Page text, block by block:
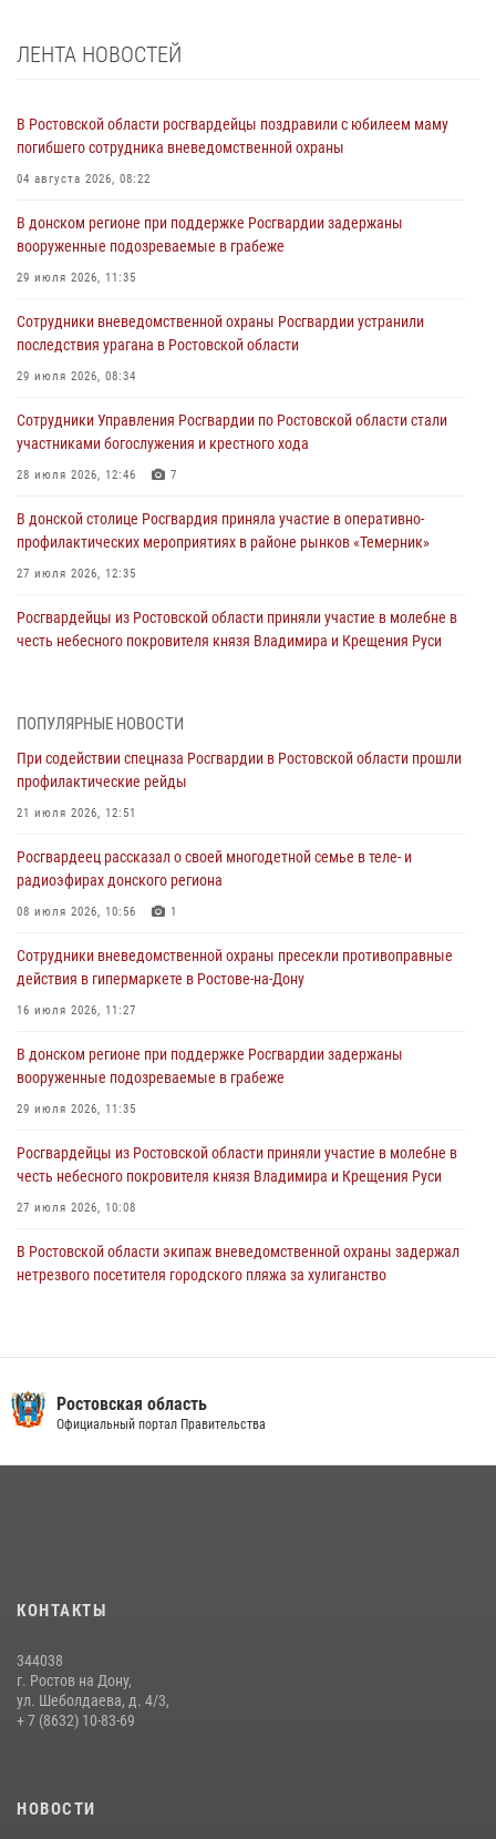
ЛЕНТА НОВОСТЕЙ
В Ростовской области росгвардейцы поздравили с юбилеем маму
погибшего сотрудника вневедомственной охраны
04 августа 2026, 08:22
В донском регионе при поддержке Росгвардии задержаны
вооруженные подозреваемые в грабеже
29 июля 2026, 11:35
Сотрудники вневедомственной охраны Росгвардии устранили
последствия урагана в Ростовской области
29 июля 2026, 08:34
Сотрудники Управления Росгвардии по Ростовской области стали
участниками богослужения и крестного хода
28 июля 2026, 12:46 7
В донской столице Росгвардия приняла участие в оперативно-
профилактических мероприятиях в районе рынков «Темерник»
27 июля 2026, 12:35
Росгвардейцы из Ростовской области приняли участие в молебне в
честь небесного покровителя князя Владимира и Крещения Руси
При содействии спецназа Росгвардии в Ростовской области прошли
21 июля 2026, 12:51
В Ростовской области экипаж вневедомственной охраны задержал
17 июля 2026, 07:24
Сотрудники вневедомственной охраны пресекли противоправные
16 июля 2026, 11:27
Конкурс профессионального мастерства взрывотехников прошел в
15 июля 2026, 06:39
ПОПУЛЯРНЫЕ НОВОСТИ
При содействии спецназа Росгвардии в Ростовской области прошли
профилактические рейды
21 июля 2026, 12:51
Росгвардеец рассказал о своей многодетной семье в теле- и
радиоэфирах донского региона
08 июля 2026, 10:56 1
Сотрудники вневедомственной охраны пресекли противоправные
действия в гипермаркете в Ростове-на-Дону
16 июля 2026, 11:27
В донском регионе при поддержке Росгвардии задержаны
вооруженные подозреваемые в грабеже
29 июля 2026, 11:35
Росгвардейцы из Ростовской области приняли участие в молебне в
честь небесного покровителя князя Владимира и Крещения Руси
27 июля 2026, 10:08
В Ростовской области экипаж вневедомственной охраны задержал
нетрезвого посетителя городского пляжа за хулиганство
15 июля 2026, 06:39 2
Сотрудники Управления Росгвардии по Ростовской области стали
участниками богослужения и крестного хода
28 июля 2026, 12:46
Ростовская область
Официальный портал Правительства
КОНТАКТЫ
344038
г. Ростов на Дону,
ул. Шеболдаева, д. 4/3,
+ 7 (8632) 10-83-69
НОВОСТИ